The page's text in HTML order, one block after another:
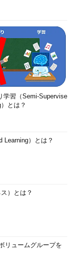
学習（Semi-Supervise
とは？
Learning）とは？
）とは？
リュームグループを